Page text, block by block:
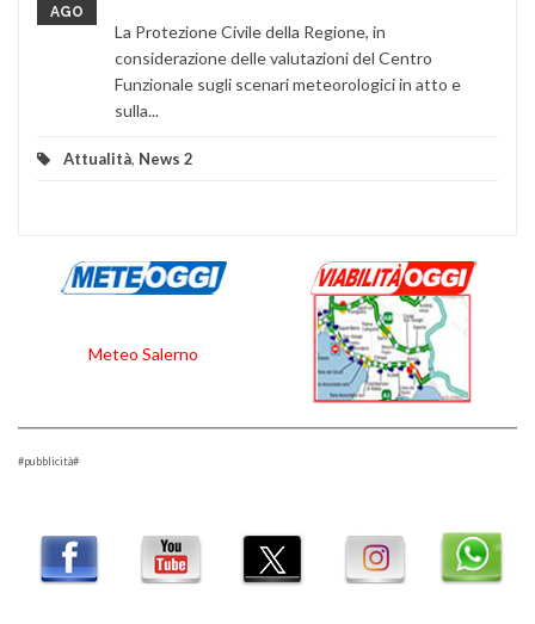
AGO
La Protezione Civile della Regione, in
considerazione delle valutazioni del Centro
Funzionale sugli scenari meteorologici in atto e
sulla...
Attualità, News 2
Meteo Salerno
#pubblicità#